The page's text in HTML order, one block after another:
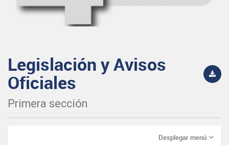
Legislación y Avisos
Oficiales
Primera sección
Desplegar menú